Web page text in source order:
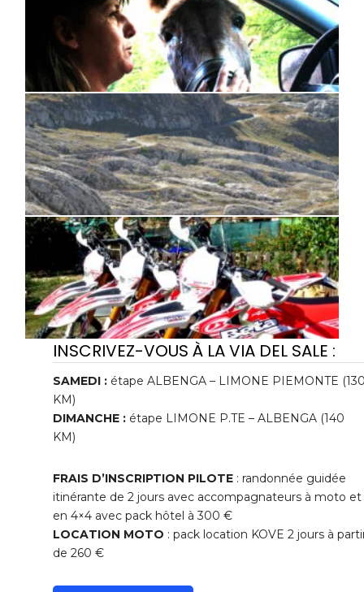
INSCRIVEZ-VOUS À LA VIA DEL SALE :
SAMEDI :étape ALBENGA – LIMONE PIEMONTE
KM)
DIMANCHE :étape LIMONE P.TE – ALBENGA (140
KM)
FRAIS D’INSCRIPTION PILOTE: randonnée guidée
itinérante de 2 jours avec accompagnateurs à moto et
en 4×4 avec pack hôtel à 300 €
LOCATION MOTO : pack location KOVE 2 jours à
de 260 €